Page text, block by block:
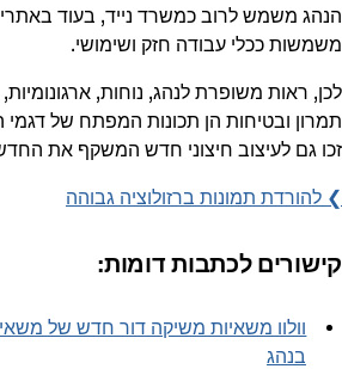
הנהג משמש לרוב כמשרד נייד, בעוד
משמשות ככלי עבודה חזק ושימושי.
לכן, ראות משופרת לנהג, נוחות,
תמרון ובטיחות הן תכונות המפתח של
זכו גם לעיצוב חיצוני חדש המשקף את
❯ להורדת תמונות ברזולוציה גבוהה
קישורים לכתבות דומות:
וולוו משאיות משיקה דור חדש של
בנהג